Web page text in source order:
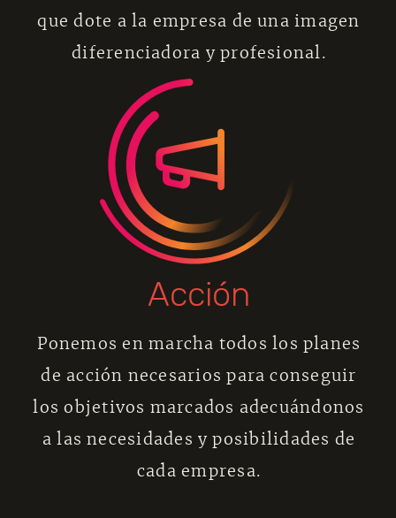
que dote a la empresa de una imagen
diferenciadora y profesional.
Acción
Ponemos en marcha todos los planes
de acción necesarios para conseguir
los objetivos marcados adecuándonos
a las necesidades y posibilidades de
cada empresa.